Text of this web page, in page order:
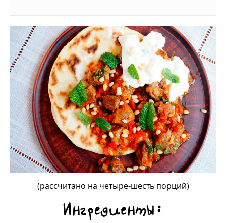
(рассчитано на четыре-шесть порций)
Ингредиенты: